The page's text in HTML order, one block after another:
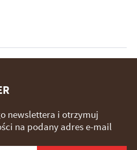
newslettera i otrzymuj
na podany adres e-mail